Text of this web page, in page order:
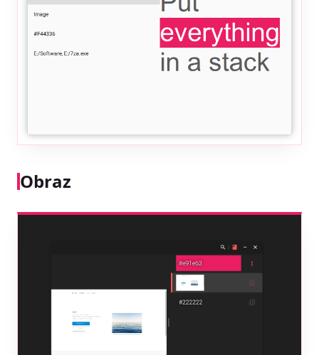
Obraz